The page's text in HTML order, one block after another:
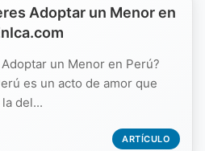
Adoptar un Menor en
un Menor en Perú?
es un acto de amor que
del...
ARTÍCULO